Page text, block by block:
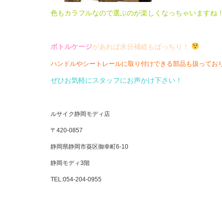
色もカラフルなので選ぶのが楽しくなっちゃいますね！
ボトルケージがあれば水分補給もばっちり！
ハンドルやシートレールに取り付けできる部品も扱って
ぜひお気軽にスタッフにお声かけ下さい！
ルサイク静岡モディ店
〒420-0857
静岡県静岡市葵区御幸町6-10
静岡モディ3階
TEL:054-204-0955